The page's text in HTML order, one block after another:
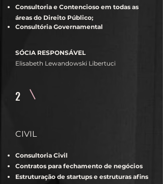
Consultoria e Contencioso em todas as
áreas do Direito Público;
Consultória Governamental
SÓCIA RESPONSÁVEL
Elisabeth Lewandowski Libertuci
2
CIVIL
Consultoria Civil
Contratos para fechamento de negócios
Estruturação de startups e estruturas afins